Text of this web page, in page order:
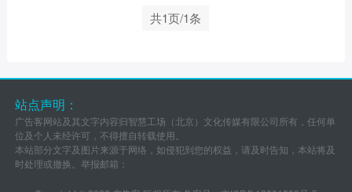
共1页/1条
站点声明：
广告客网站及其文字内容归智慧工场（北京）文化传媒有限公司所有，任何单
位及个人未经许可，不得擅自转载使用。
本站部分文字及图片来源于网络，如侵犯到您的权益，请及时告知，本站将及
时处理或撤换。举报邮箱：